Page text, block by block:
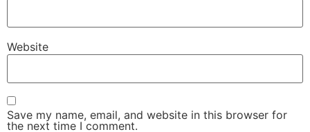
Website
Save my name, email, and website in this browser for
the next time I comment.